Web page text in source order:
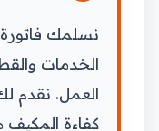
نسلمك
الخدمات
العمل. نقدم
كفاءة